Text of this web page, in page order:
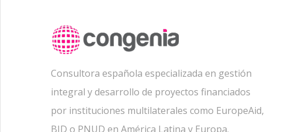
Consultora española especializada en gestión
integral y desarrollo de proyectos financiados
por instituciones multilaterales como EuropeAid,
BID o PNUD en América Latina y Europa.